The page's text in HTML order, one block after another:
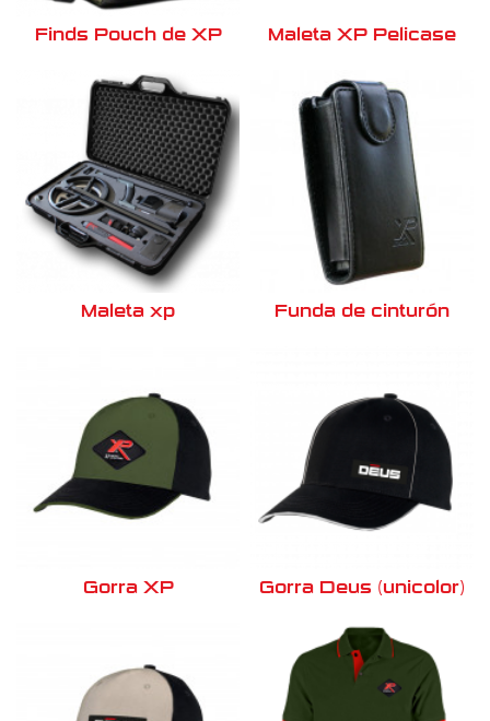
Finds Pouch de XP Maleta XP Pelicase
Maleta xp Funda de cinturón
Gorra XP Gorra Deus (unicolor)